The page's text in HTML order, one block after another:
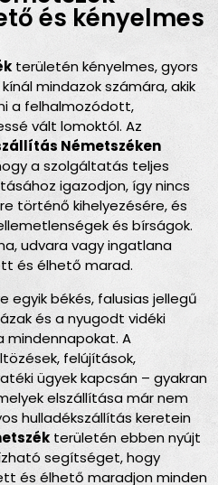
és kényelmes
területén kényelmes, gyors
mindazok számára, akik
a felhalmozódott,
vált lomoktól. Az
Németszéken
a szolgáltatás teljes
igazodjon, így nincs
történő kihelyezésére, és
és bírságok.
udvara vagy ingatlana
és élhető marad.
egyik békés, falusias jellegű
és a nyugodt vidéki
mindennapokat. A
felújítások,
ügyek kapcsán – gyakran
elszállítása már nem
hulladékszállítás keretein
területén ebben nyújt
segítséget, hogy
és élhető maradjon minden